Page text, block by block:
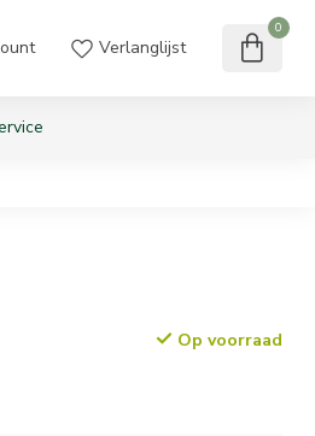
Verlanglijst
0
Op voorraad